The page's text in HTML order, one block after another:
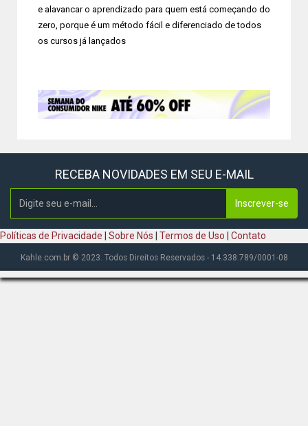
e alavancar o aprendizado para quem está começando do
zero, porque é um método fácil e diferenciado de todos
os cursos já lançados
RECEBA NOVIDADES EM SEU E-MAIL
Inscrever-se
Políticas de Privacidade Sobre Nós Termos de Uso Contato
Kahle.com.br © 2023. Todos Direitos Reservados - 14.338.789/0001-08